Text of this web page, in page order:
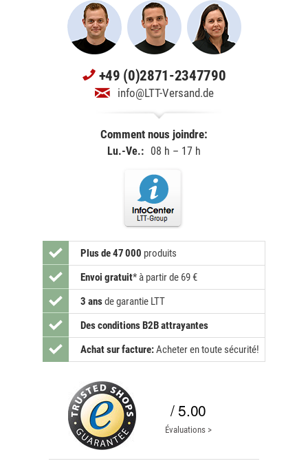
+49 (0)2871-2347790
info@LTT-Versand.de
Comment nous joindre:
Lu.-Ve.: 08 h – 17 h
Plus de 47 000 produits
Envoi gratuit* à partir de 69 €
3 ansde garantie LTT
Des conditions B2B attrayantes
Achat sur facture:Acheter en toute sécurité!
/ 5.00
Évaluations >